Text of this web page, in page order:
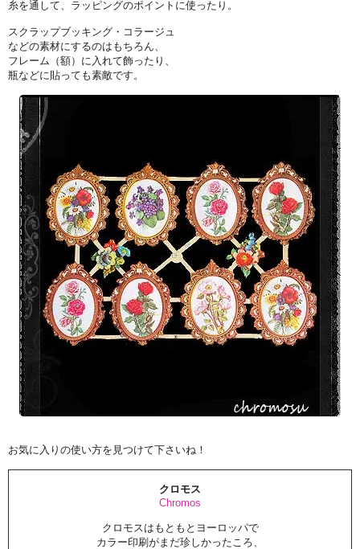
糸を通して、ラッピングのポイントに使ったり。
スクラップブッキング・コラージュ
などの素材にするのはもちろん、
フレーム（額）に入れて飾ったり、
瓶などに貼っても素敵です。
お気に入りの使い方を見つけて下さいね！
クロモス
Chromos
クロモスはもともとヨーロッパで
カラー印刷がまだ珍しかったころ、